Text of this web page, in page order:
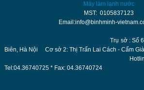
Máy làm lạnh nước
MST: 0105837123
Email:info@binhminh-
Trụ sở : Số 61 Thạch
Biên, Hà Nội Cơ sở 2: Thị Trấn Lai Cách - Cẩm
Hotline: 0962
Tel:04.36740725 * Fax: 04.36740724